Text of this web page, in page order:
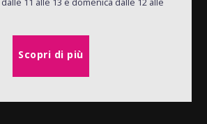
11 alle 13 e domenica dalle 12 alle
Scopri di più